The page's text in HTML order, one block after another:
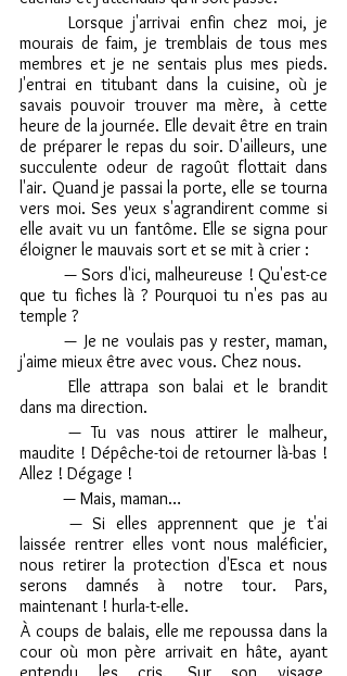
mourais de faim, je tremblais de tous mes
membres et je ne sentais plus mes pieds.
J'entrai en titubant dans la cuisine, où je
savais pouvoir trouver ma mère, à cette
heure de la journée. Elle devait être en train
de préparer le repas du soir. D'ailleurs, une
succulente odeur de ragoût flottait dans
l'air. Quand je passai la porte, elle se tourna
vers moi. Ses yeux s'agrandirent comme si
elle avait vu un fantôme. Elle se signa pour
éloigner le mauvais sort et se mit à crier :
que tu fiches là ? Pourquoi tu n'es pas au
temple ?
	— Je ne voulais pas y rester, maman,
j'aime mieux être avec vous. Chez nous.
dans ma direction.
	— Tu vas nous attirer le malheur,
maudite ! Dépêche-toi de retourner là-bas !
Allez ! Dégage !
	— Mais, maman…
laissée rentrer elles vont nous maléficier,
nous retirer la protection d'Esca et nous
serons damnés à notre tour. Pars,
maintenant ! hurla-t-elle.
À coups de balais, elle me repoussa dans la
cour où mon père arrivait en hâte, ayant